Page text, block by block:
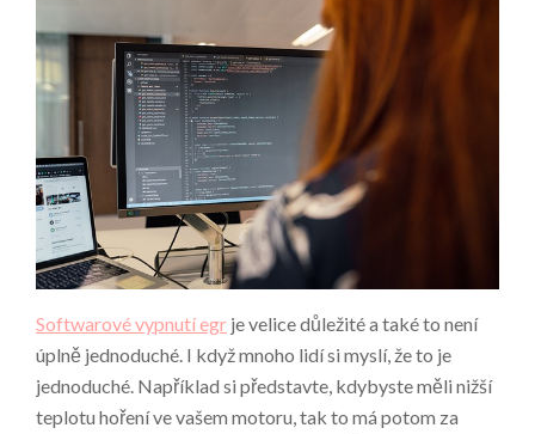
Softwarové vypnutí egr je velice důležité a také to není
úplně jednoduché. I když mnoho lidí si myslí, že to je
jednoduché. Například si představte, kdybyste měli nižší
teplotu hoření ve vašem motoru, tak to má potom za